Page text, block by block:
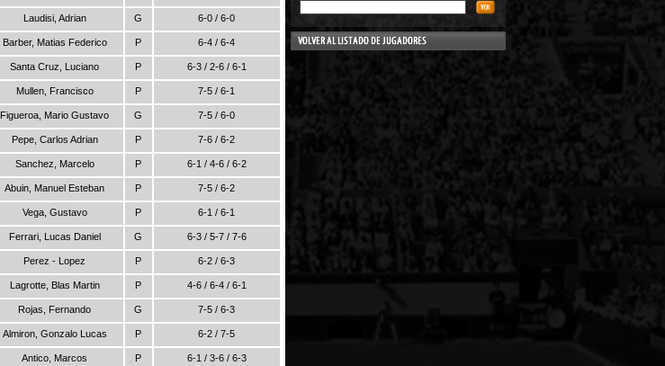
Laudisi, Adrian G 6-0 / 6-0
Barber, Matias Federico P 6-4 / 6-4
Santa Cruz, Luciano P 6-3 / 2-6 / 6-1
Mullen, Francisco P 7-5 / 6-1
Figueroa, Mario Gustavo G 7-5 / 6-0
Pepe, Carlos Adrian P 7-6 / 6-2
Sanchez, Marcelo P 6-1 / 4-6 / 6-2
Abuin, Manuel Esteban P 7-5 / 6-2
Vega, Gustavo P 6-1 / 6-1
Ferrari, Lucas Daniel G 6-3 / 5-7 / 7-6
Perez - Lopez P 6-2 / 6-3
Lagrotte, Blas Martin P 4-6 / 6-4 / 6-1
Rojas, Fernando G 7-5 / 6-3
Almiron, Gonzalo Lucas P 6-2 / 7-5
Antico, Marcos P 6-1 / 3-6 / 6-3